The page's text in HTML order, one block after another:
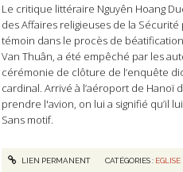
Le critique littéraire Nguyên Hoang
des Affaires religieuses de la
témoin dans le procès de
Van Thuân, a été empêché par les
cérémonie de clôture de l’enquête
cardinal. Arrivé à l’aéroport de Hanoï
prendre l'avion, on lui a signifié qu’il
Sans motif.
LIEN PERMANENT CATÉGORIES : EGLISE